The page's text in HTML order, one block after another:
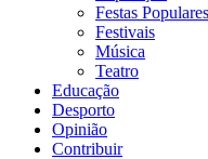
Festas Populares
Festivais
Música
Teatro
Educação
Desporto
Opinião
Contribuir